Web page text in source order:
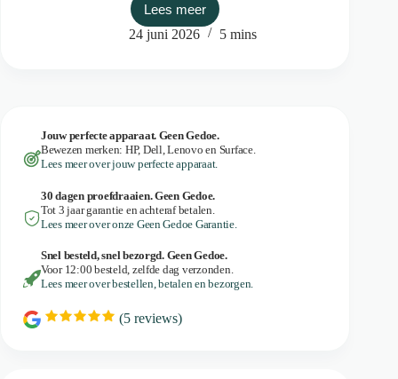
Lees meerOntgoogled:
naar
24 juni 2026 5 mins
Jouw perfecte apparaat. Geen Gedoe.
Bewezen merken: HP, Dell, Lenovo en Surface.
Lees meer over jouw perfecte apparaat.
30 dagen proefdraaien. Geen Gedoe.
Tot 3 jaar garantie en achteraf betalen.
Lees meer over onze Geen Gedoe Garantie.
Snel besteld, snel bezorgd. Geen Gedoe.
Voor 12:00 besteld, zelfde dag verzonden.
Lees meer over bestellen, betalen en bezorgen.
R
(5 reviews)